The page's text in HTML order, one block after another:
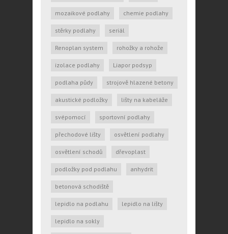
mozaikové podlahy chemie podlahy
stěrky podlahy seriál
Renoplan system rohožky a rohože
izolace podlahy Liapor podsyp
podlaha půdy strojově hlazené betony
akustické podložky lišty na kabeláže
svépomocí sportovní podlahy
přechodové lišty osvětlení podlahy
osvětlení schodů dřevoplast
podložky pod podlahu anhydrit
betonová schodiště
lepidlo na podlahu lepidlo na lišty
lepidlo na sokly